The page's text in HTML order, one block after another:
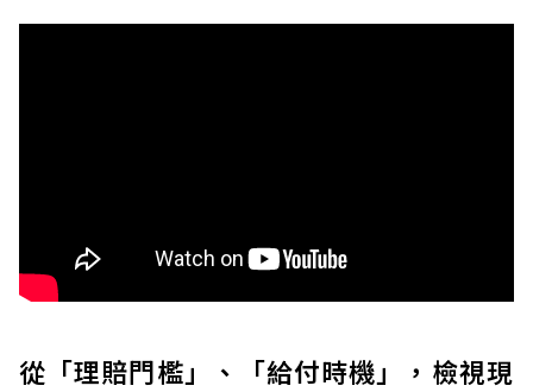
從「理賠門檻」、「給付時機」，檢視現